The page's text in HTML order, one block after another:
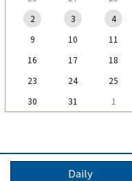
2
3 4
9
10 11
16
17 18
23
24 25
30
31 1
Daily